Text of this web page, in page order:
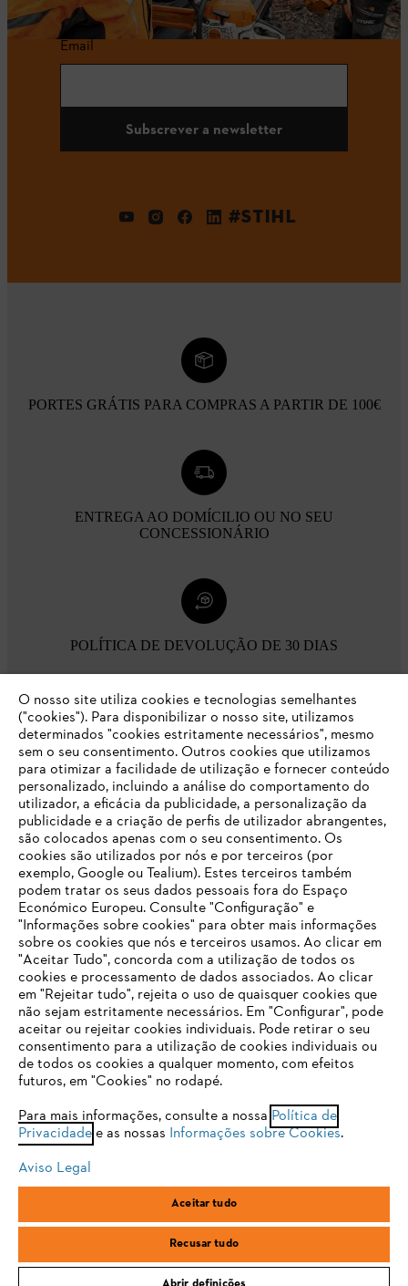
Email
Subscrever a newsletter
#STIHL
PORTES GRÁTIS PARA COMPRAS A PARTIR DE 100€
ENTREGA AO DOMÍCILIO OU NO SEU
CONCESSIONÁRIO
POLÍTICA DE DEVOLUÇÃO DE 30 DIAS
Opções de pagamento
Empresa
FAQs Loja Online
Contacto
Condições gerais de venda Proteção de Dados
Sobre nós
R.C.Emp. Ed.3-P.0-Lj.2
O SEU NAVEGADOR NÃO SUPORTA
ESTE WEBSITE
Está utilizar um navegador que ainda não suportamos. Para
obter o melhor uso de nosso site, recomendamos que altere
para um dos seguintes navegadores:
firefox chrome
safari edge
O nosso site utiliza cookies e tecnologias semelhantes
("cookies"). Para disponibilizar o nosso site, utilizamos
determinados "cookies estritamente necessários", mesmo
sem o seu consentimento. Outros cookies que utilizamos
para otimizar a facilidade de utilização e fornecer conteúdo
personalizado, incluindo a análise do comportamento do
utilizador, a eficácia da publicidade, a personalização da
publicidade e a criação de perfis de utilizador abrangentes,
são colocados apenas com o seu consentimento. Os
cookies são utilizados por nós e por terceiros (por
exemplo, Google ou Tealium). Estes terceiros também
podem tratar os seus dados pessoais fora do Espaço
Económico Europeu. Consulte "Configuração" e
"Informações sobre cookies" para obter mais informações
sobre os cookies que nós e terceiros usamos. Ao clicar em
"Aceitar Tudo", concorda com a utilização de todos os
cookies e processamento de dados associados. Ao clicar
em "Rejeitar tudo", rejeita o uso de quaisquer cookies que
não sejam estritamente necessários. Em "Configurar", pode
aceitar ou rejeitar cookies individuais. Pode retirar o seu
consentimento para a utilização de cookies individuais ou
de todos os cookies a qualquer momento, com efeitos
futuros, em "Cookies" no rodapé.
Para mais informações, consulte a nossa Política de
Privacidadee as nossas Informações sobre Cookies.
Aviso Legal
Aceitar tudo
Recusar tudo